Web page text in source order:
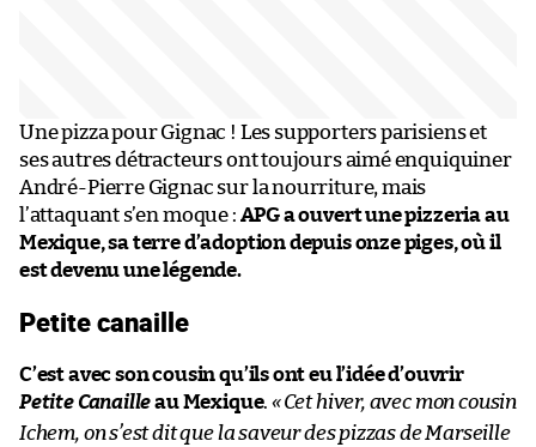
Une pizza pour Gignac ! Les supporters parisiens et
ses autres détracteurs ont toujours aimé enquiquiner
André-Pierre Gignac sur la nourriture, mais
l’attaquant s’en moque : APG a ouvert une pizzeria au
Mexique, sa terre d’adoption depuis onze piges, où il
est devenu une légende.
Petite canaille
C’est avec son cousin qu’ils ont eu l’idée d’ouvrir
Petite Canailleau Mexique. «Cet hiver, avec mon cousin
Ichem, on s’est dit que la saveur des pizzas de Marseille